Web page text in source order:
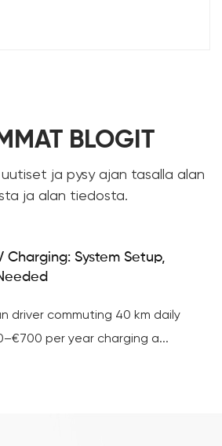
BLOGIT
ja pysy ajan tasalla alan
ja alan tiedosta.
System Setup,
40 km daily
year charging a...
314